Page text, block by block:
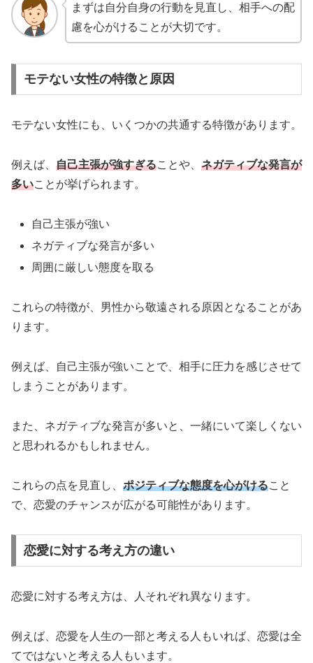
まずは自分自身の行動を見直し、相手への配
慮を心がけることが大切です。
モテない女性の特徴と原因
モテない女性にも、いくつかの共通する特徴があります。
例えば、 自己主張が強すぎることや、 ネガティブな発言が
多いことが挙げられます。
自己主張が強い
ネガティブな発言が多い
周囲に厳しい態度を取る
これらの特徴が、男性から敬遠される原因となることがあ
ります。
例えば、自己主張が強いことで、相手に圧力を感じさせて
しまうことがあります。
また、ネガティブな発言が多いと、一緒にいて楽しくない
と思われるかもしれません。
これらの点を見直し、 ポジティブな態度を心がけること
で、恋愛のチャンスが広がる可能性があります。
恋愛に対する考え方の違い
恋愛に対する考え方は、人それぞれ異なります。
例えば、恋愛を人生の一部と考える人もいれば、恋愛は全
てではないと考える人もいます。